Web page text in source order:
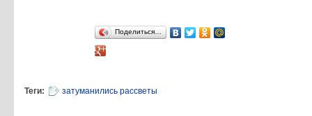
Поделиться…
Теги: затуманились рассветы